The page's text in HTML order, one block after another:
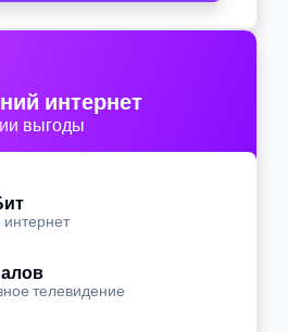
интернет
выгоды
телевидение